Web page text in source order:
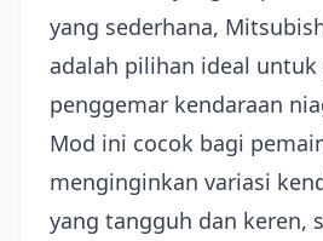
yang sederhana,
adalah pilihan ideal untuk
penggemar kendaraan
Mod ini cocok bagi
menginginkan variasi
yang tangguh dan keren,